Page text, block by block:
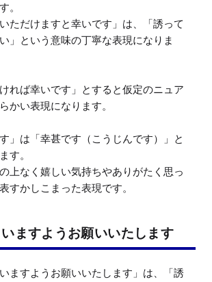
。
ただけますと幸いです」は、「誘って
」という意味の丁寧な表現になりま
れば幸いです」とすると仮定のニュア
かい表現になります。
」は「幸甚です（こうじんです）」と
す。
上なく嬉しい気持ちやありがたく思っ
すかしこまった表現です。
ますようお願いいたします
ますようお願いいたします」は、「誘